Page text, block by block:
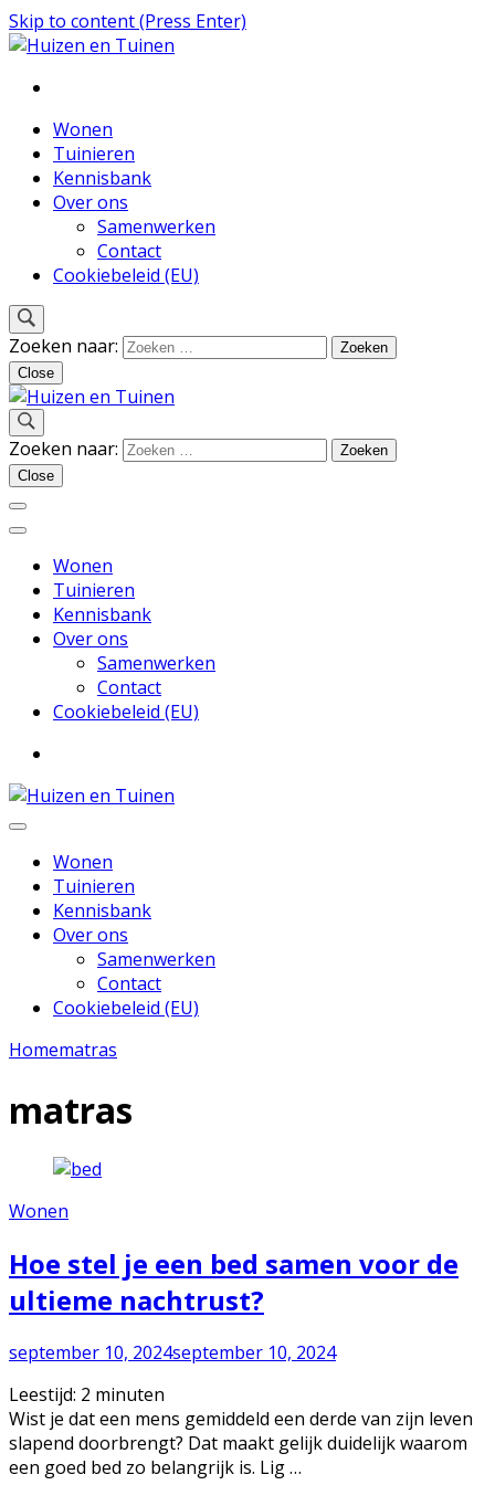
Skip to content (Press Enter)
Huizen en Tuinen
Inspiratie voor wonen en tuinieren
Wonen
Tuinieren
Kennisbank
Over ons
Samenwerken
Contact
Cookiebeleid (EU)
Zoeken naar:
Close
Huizen en Tuinen
Inspiratie voor wonen en tuinieren
Zoeken naar:
Close
Wonen
Tuinieren
Kennisbank
Over ons
Samenwerken
Contact
Cookiebeleid (EU)
Huizen en Tuinen
Inspiratie voor wonen en tuinieren
Wonen
Tuinieren
Kennisbank
Over ons
Samenwerken
Contact
Cookiebeleid (EU)
Homematras
matras
Wonen
Hoe stel je een bed samen voor de
ultieme nachtrust?
september 10, 2024september 10, 2024
Leestijd: 2 minuten
Wist je dat een mens gemiddeld een derde van zijn leven
slapend doorbrengt? Dat maakt gelijk duidelijk waarom
een goed bed zo belangrijk is. Lig …